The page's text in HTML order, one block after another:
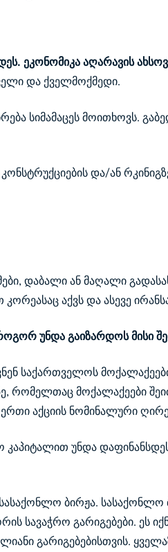
ეკონომიკა აღარავის
და ქველმოქმედი.
სიმამაცეს მოითხოვს.
და/ან
დაბალი ან მაღალი
აქვს და ასევე
უნდა გაიზარდოს მისი
საქართველოს
რომელთაც მოქალაქეები
აქციის ნომინალური
კაპიტალით უნდა
ბირჟა. სასაქონლო
სავაჭრო გარიგებები. ეს
გარიგებებისთვის.